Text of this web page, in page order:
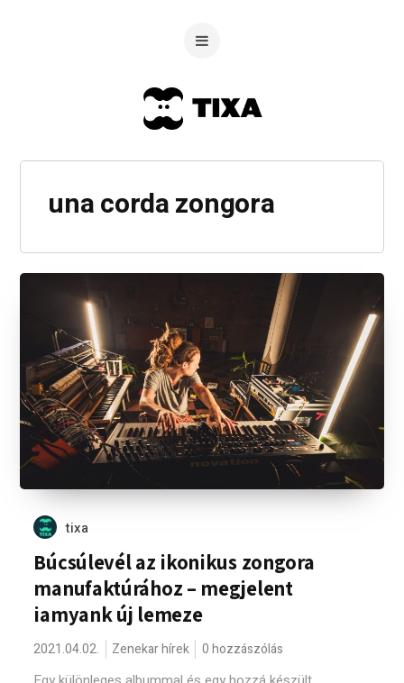
una corda zongora
tixa
Búcsúlevél az ikonikus zongora
manufaktúrához – megjelent
iamyank új lemeze
2021.04.02. Zenekar hírek 0 hozzászólás